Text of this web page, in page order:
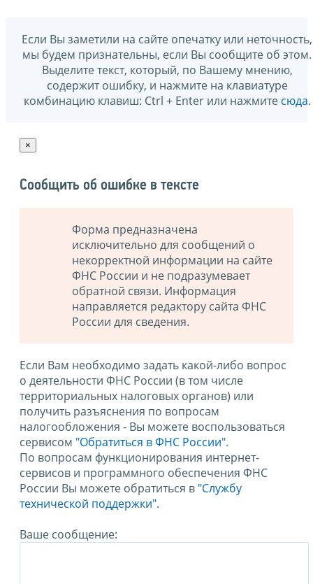
Если Вы заметили на сайте опечатку или неточность,
мы будем признательны, если Вы сообщите об этом.
Выделите текст, который, по Вашему мнению,
содержит ошибку, и нажмите на клавиатуре
комбинацию клавиш: Ctrl + Enter или нажмите сюда.
×
Сообщить об ошибке в тексте
Форма предназначена
исключительно для сообщений о
некорректной информации на сайте
ФНС России и не подразумевает
обратной связи. Информация
направляется редактору сайта ФНС
России для сведения.
Если Вам необходимо задать какой-либо вопрос
о деятельности ФНС России (в том числе
территориальных налоговых органов) или
получить разъяснения по вопросам
налогообложения - Вы можете воспользоваться
сервисом "Обратиться в ФНС России".
По вопросам функционирования интернет-
сервисов и программного обеспечения ФНС
России Вы можете обратиться в "Службу
технической поддержки".
Ваше сообщение: